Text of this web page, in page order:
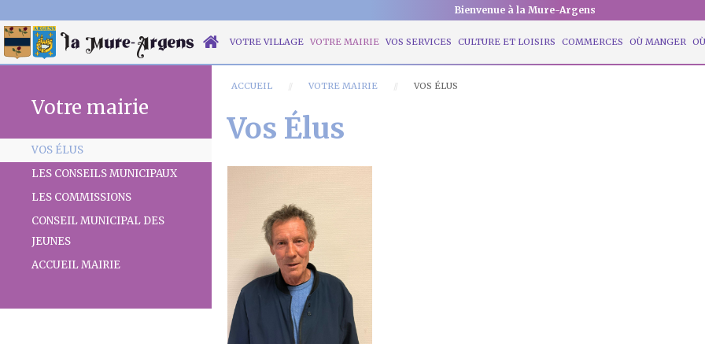
Bienvenue à la Mure-Argens
VOTRE VILLAGE VOTRE MAIRIE VOS SERVICES CULTURE ET LOISIRS COMMERCES OÙ MANGER
ACCUEIL VOTRE MAIRIE VOS ÉLUS
Vos Élus
Votre mairie
VOS ÉLUS
LES CONSEILS MUNICIPAUX
LES COMMISSIONS
CONSEIL MUNICIPAL DES
JEUNES
ACCUEIL MAIRIE